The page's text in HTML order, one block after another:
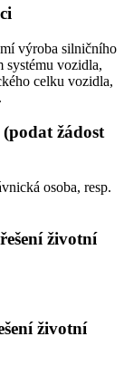
výroba silničního
systému vozidla,
celku vozidla,
žádost
osoba, resp.
životní
životní